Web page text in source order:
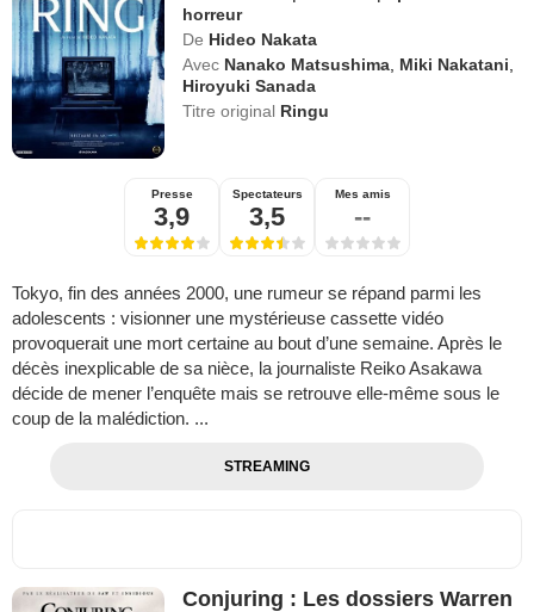
horreur
De Hideo Nakata
Avec Nanako Matsushima Miki Nakatani
Hiroyuki Sanada
Titre original Ringu
Presse
3,9
Spectateurs
3,5
Mes amis
--
Tokyo, fin des années 2000, une ru­meur se répand parmi les
adoles­cents : visionner une mystérieuse cassette vidéo
provoquerait une mort cer­taine au bout d’une semaine. Après le
dé­cès inexplicable de sa nièce, la journaliste Reiko Asakawa
décide de mener l’enquête mais se retrouve elle-même sous le
coup de la malédiction. ...
STREAMING
Conjuring : Les dossiers Warren